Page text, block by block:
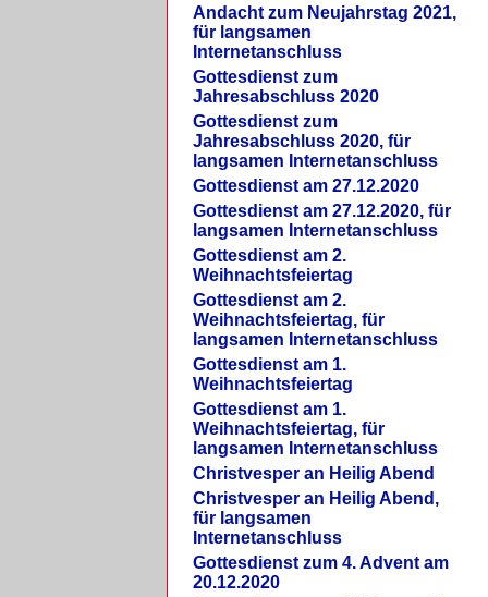
Andacht zum Neujahrstag 2021,
für langsamen
Internetanschluss
Gottesdienst zum
Jahresabschluss 2020
Gottesdienst zum
Jahresabschluss 2020, für
langsamen Internetanschluss
Gottesdienst am 27.12.2020
Gottesdienst am 27.12.2020, für
langsamen Internetanschluss
Gottesdienst am 2.
Weihnachtsfeiertag
Gottesdienst am 2.
Weihnachtsfeiertag, für
langsamen Internetanschluss
Gottesdienst am 1.
Weihnachtsfeiertag
Gottesdienst am 1.
Weihnachtsfeiertag, für
langsamen Internetanschluss
Christvesper an Heilig Abend
Christvesper an Heilig Abend,
für langsamen
Internetanschluss
Gottesdienst zum 4. Advent am
20.12.2020